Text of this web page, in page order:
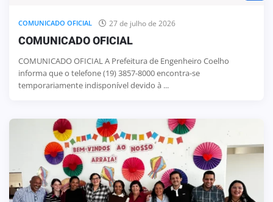
COMUNICADO OFICIAL 27 de julho de 2026
COMUNICADO OFICIAL
COMUNICADO OFICIAL A Prefeitura de Engenheiro Coelho
informa que o telefone (19) 3857-8000 encontra-se
temporariamente indisponível devido à ...